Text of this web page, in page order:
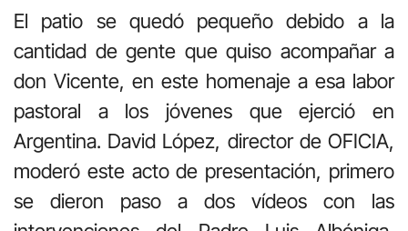
El patio se quedó pequeño debido a la
cantidad de gente que quiso acompañar a
don Vicente, en este homenaje a esa labor
pastoral a los jóvenes que ejerció en
Argentina. David López, director de OFICIA,
moderó este acto de presentación, primero
se dieron paso a dos vídeos con las